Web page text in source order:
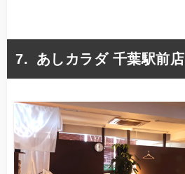
あしカラダ 千葉駅前店